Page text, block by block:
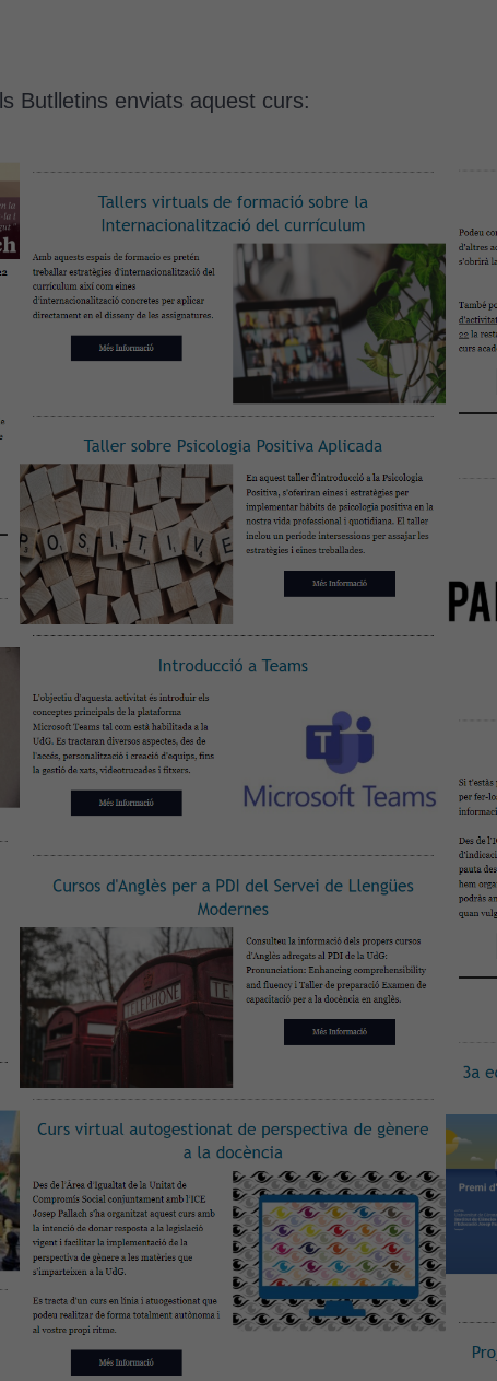
Butlletins enviats aquest curs: